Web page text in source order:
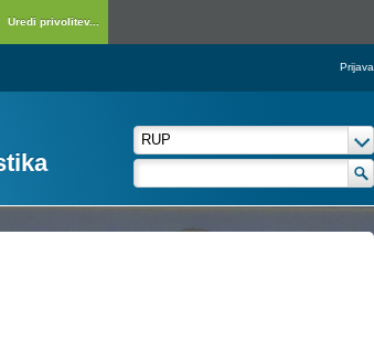
Uredi privolitev...
Prijava